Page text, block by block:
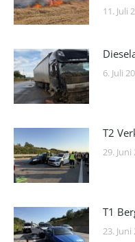
11. Juli
6. Juli
T2
29. Juni
T1
23. Juni